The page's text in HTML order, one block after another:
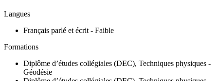
Langues
Français parlé et écrit - Faible
Formations
Diplôme d’études collégiales (DEC), Techniques physiques -
Géodésie